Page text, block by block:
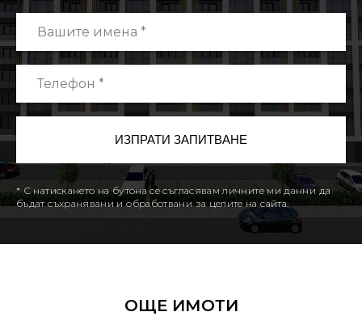
* С натискането на бутона се съгласявам личните ми данни да
бъдат съхранявани и обработвани за целите на сайта.
ОЩЕ ИМОТИ